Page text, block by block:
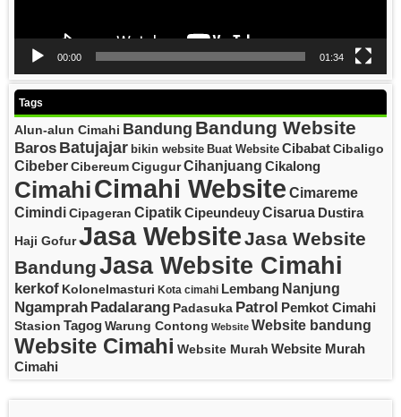
00:00 01:34
Tags
Alun-alun Cimahi Bandung Bandung Website
Baros Batujajar bikin website Buat Website CibabatCibaligo
CibeberCibereumCigugurCihanjuang Cikalong
CimahiCimahi Website Cimareme
CimindiCipageran CipatikCipeundeuyCisarua Dustira
Haji Gofur Jasa WebsiteJasa Website
BandungJasa Website Cimahi
kerkof Kolonelmasturi Kota cimahi Lembang Nanjung
Ngamprah Padalarang Padasuka Patrol Pemkot Cimahi
Stasion TagogWarung Contong Website Website bandung
Website Cimahi Website Murah Website Murah
Cimahi